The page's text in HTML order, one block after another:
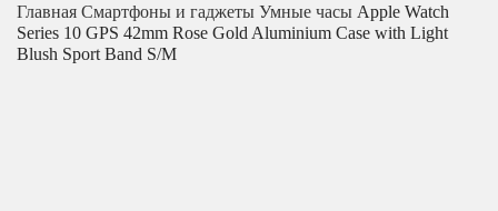
Главная Смартфоны и гаджеты Умные часы Apple Watch
Series 10 GPS 42mm Rose Gold Aluminium Case with Light
Blush Sport Band S/M